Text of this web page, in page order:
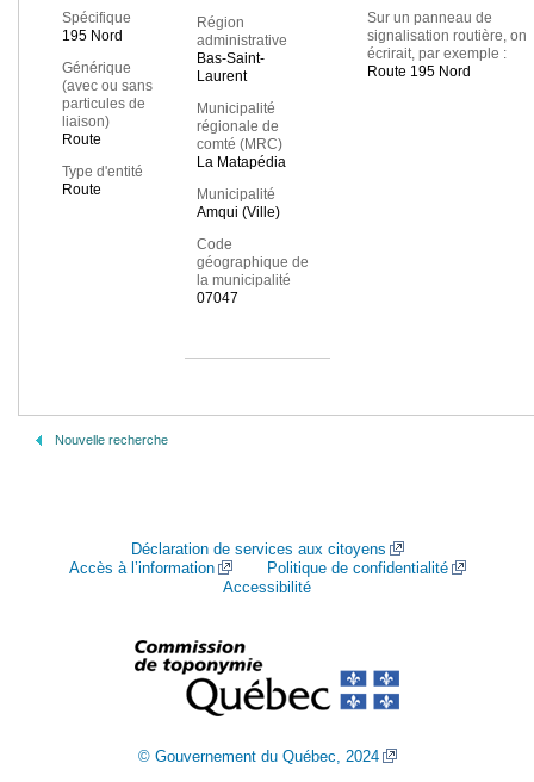
Spécifique
195 Nord
Générique
(avec ou sans
particules de
liaison)
Route
Type d'entité
Route
Région
administrative
Bas-Saint-
Laurent
Municipalité
régionale de
comté (MRC)
La Matapédia
Municipalité
Amqui (Ville)
Code
géographique de
la municipalité
07047
Sur un panneau de
signalisation routière, on
écrirait, par exemple :
Route 195 Nord
Nouvelle recherche
Déclaration de services aux citoyens
Accès à l’information
Politique de confidentialité
Accessibilité
© Gouvernement du Québec, 2024